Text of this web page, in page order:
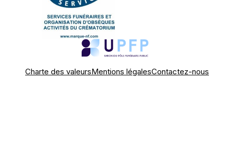
Charte des valeursMentions légalesContactez-nous